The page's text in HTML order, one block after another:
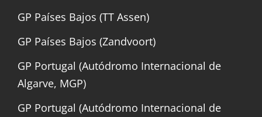
GP Países Bajos (TT Assen)
GP Países Bajos (Zandvoort)
GP Portugal (Autódromo Internacional de
Algarve, MGP)
GP Portugal (Autódromo Internacional de